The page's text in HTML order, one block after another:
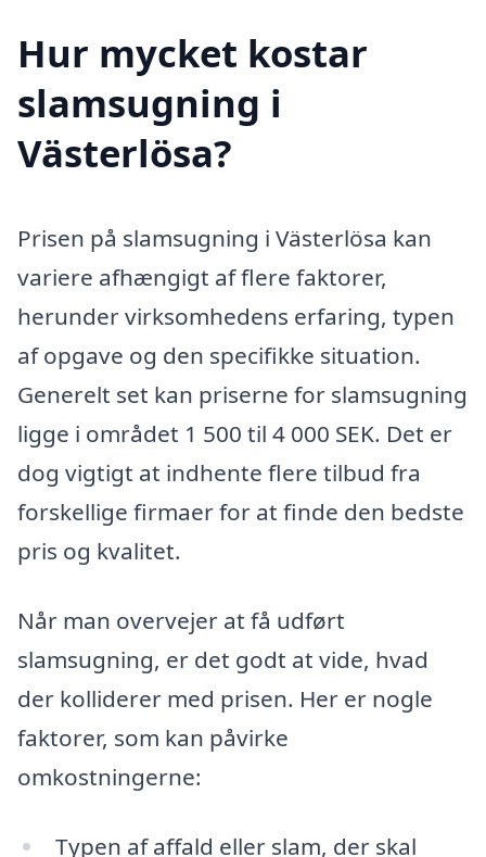
Hur mycket kostar
slamsugning i
Västerlösa?
Prisen på slamsugning i Västerlösa kan
variere afhængigt af flere faktorer,
herunder virksomhedens erfaring, typen
af opgave og den specifikke situation.
Generelt set kan priserne for slamsugning
ligge i området 1 500 til 4 000 SEK. Det er
dog vigtigt at indhente flere tilbud fra
forskellige firmaer for at finde den bedste
pris og kvalitet.
Når man overvejer at få udført
slamsugning, er det godt at vide, hvad
der kolliderer med prisen. Her er nogle
faktorer, som kan påvirke
omkostningerne:
Typen af affald eller slam, der skal